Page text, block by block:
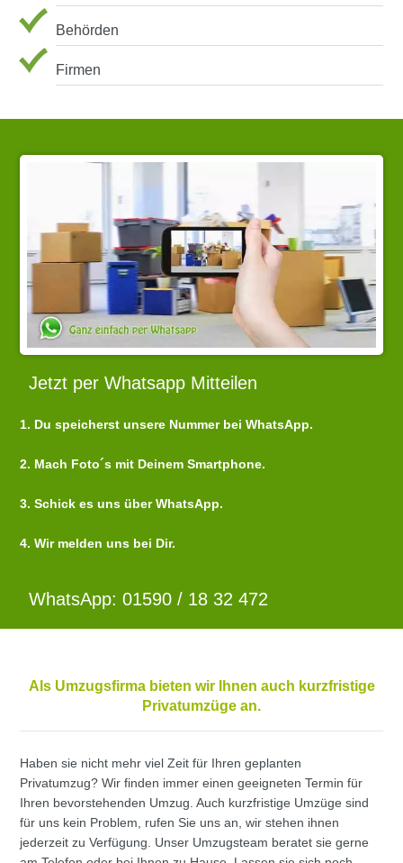
Behörden
Firmen
Jetzt per Whatsapp Mitteilen
1. Du speicherst unsere Nummer bei WhatsApp.
2. Mach Foto´s mit Deinem Smartphone.
3. Schick es uns über WhatsApp.
4. Wir melden uns bei Dir.
WhatsApp: 01590 / 18 32 472
Als Umzugsfirma bieten wir Ihnen auch kurzfristige
Privatumzüge an.
Haben sie nicht mehr viel Zeit für Ihren geplanten
Privatumzug? Wir finden immer einen geeigneten Termin für
Ihren bevorstehenden Umzug. Auch kurzfristige Umzüge sind
für uns kein Problem, rufen Sie uns an, wir stehen ihnen
jederzeit zu Verfügung. Unser Umzugsteam beratet sie gerne